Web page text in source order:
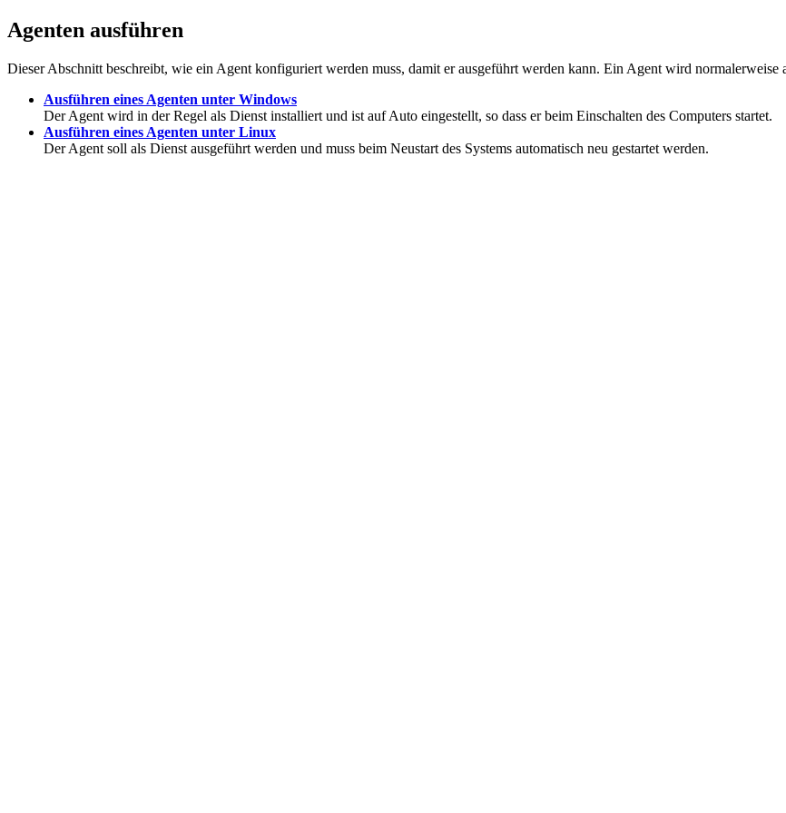
Agenten ausführen
Dieser Abschnitt beschreibt, wie ein Agent konfiguriert werden muss, damit er ausgeführt werden kann. Ein Agent wird normalerweise
Ausführen eines Agenten unter Windows
Der Agent wird in der Regel als Dienst installiert und ist aufAuto eingestellt, so dass er beim Einschalten des Computers startet.
Ausführen eines Agenten unter Linux
Der Agent soll als Dienst ausgeführt werden und muss beim Neustart des Systems automatisch neu gestartet werden.